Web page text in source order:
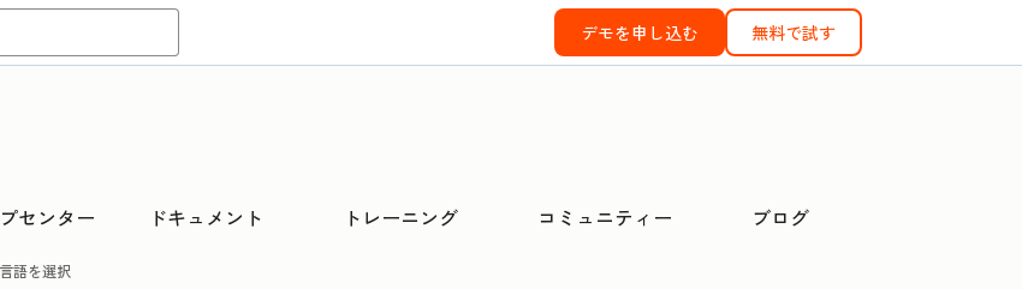
デモを申し込む 無料で試す
センター ドキュメント トレーニング コミュニティー ブログ
語を選択